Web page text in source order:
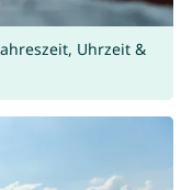
Uhrzeit &